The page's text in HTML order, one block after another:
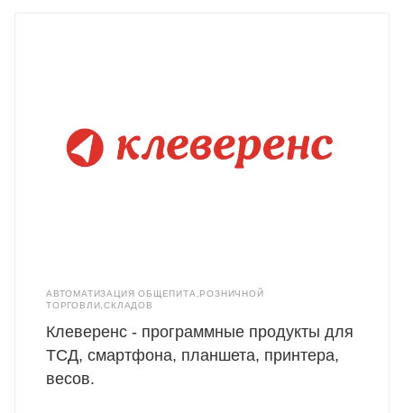
АВТОМАТИЗАЦИЯ ОБЩЕПИТА,РОЗНИЧНОЙ
ТОРГОВЛИ,СКЛАДОВ
Клеверенс - программные продукты для
ТСД, смартфона, планшета, принтера,
весов.